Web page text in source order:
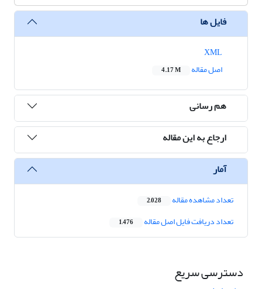
فایل ها
اصل مقاله
4.17 M
هم رسانی
ارجاع به این مقاله
آمار
تعداد مشاهده مقاله 2,028
تعداد دریافت فایل اصل مقاله 1,476
دسترسی سریع